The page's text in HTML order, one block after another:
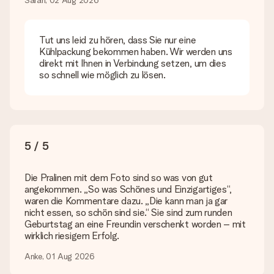
Was, wenn die von mir gewünschte Farbe oder eine andere
Option nicht zur Verfügung steht?
Suchst du ein spezielles Geschenk oder ein Geschenk in einer
bestimmten Farbe aber wirst auf unserer Seite nicht fündig?
die Geschenkkarte?
In unserem Warenkorb bieten wie die Option „Gratis
Karte mitschicken möchtest. Auf diese Karte kannst du eine
persönliche Nachricht schreiben, sodass der Empfänger genau
weiß, von wem die Überraschung ist.
Wird mein Geschenk in Geschenkpapier geliefert?
Derzeit bieten wir (noch) keinen Einpackservice. Aber unsere
Geschenke werden in einer fröhlichen Versandverpackung
geliefert. Somit ist dein Geschenk automatisch zum
Tut uns leid zu hören, dass Sie nur eine
Kühlpackung bekommen haben. Wir werden uns
direkt mit Ihnen in Verbindung setzen, um dies
so schnell wie möglich zu lösen.
5 / 5
Die Pralinen mit dem Foto sind so was von gut
angekommen. „So was Schönes und Einzigartiges“,
waren die Kommentare dazu. „Die kann man ja gar
nicht essen, so schön sind sie.“ Sie sind zum runden
Geburtstag an eine Freundin verschenkt worden – mit
wirklich riesigem Erfolg.
Anke, 01 Aug 2026